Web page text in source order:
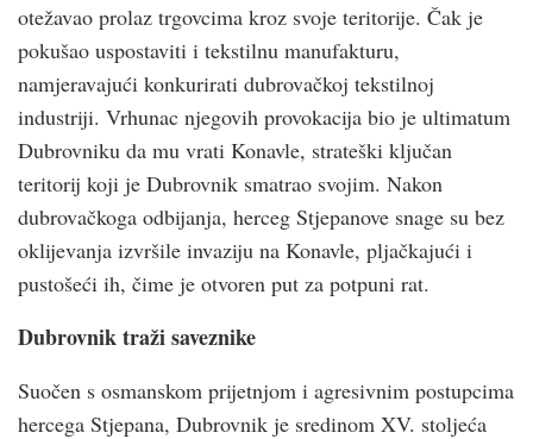
otežavao prolaz trgovcima kroz svoje teritorije. Čak je
pokušao uspostaviti i tekstilnu manufakturu,
namjeravajući konkurirati dubrovačkoj tekstilnoj
industriji. Vrhunac njegovih provokacija bio je ultimatum
Dubrovniku da mu vrati Konavle, strateški ključan
teritorij koji je Dubrovnik smatrao svojim. Nakon
dubrovačkoga odbijanja, herceg Stjepanove snage su bez
oklijevanja izvršile invaziju na Konavle, pljačkajući i
pustošeći ih, čime je otvoren put za potpuni rat.
Dubrovnik traži saveznike
Suočen s osmanskom prijetnjom i agresivnim postupcima
hercega Stjepana, Dubrovnik je sredinom XV. stoljeća